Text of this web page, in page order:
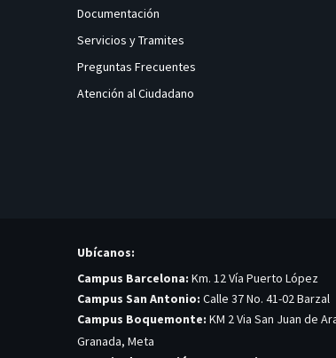
Documentación
Servicios y Tramites
Preguntas Frecuentes
Atención al Ciudadano
Ubícanos:
Campus Barcelona: Km. 12 Vía Puerto López
Campus San Antonio: Calle 37 No. 41-02 Barzal
Campus Boquemonte: KM 2 Via San Juan de
Granada, Meta